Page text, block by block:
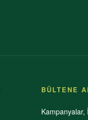
BÜLTENE